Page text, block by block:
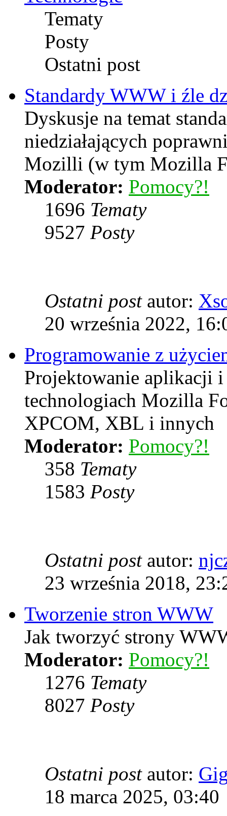
Tematy
Posty
Ostatni post
Standardy WWW i źle
Dyskusje na temat
niedziałających
Mozilli (w tym Mozilla
Moderator: Pomocy?!
1696 Tematy
9527 Posty
Ostatni postautor:
20 września 2022,
Programowanie z
Projektowanie aplikacji i
technologiach Mozilla
XPCOM, XBL i innych
Moderator: Pomocy?!
358 Tematy
1583 Posty
Ostatni postautor:
23 września 2018,
Tworzenie stron WWW
Jak tworzyć strony
Moderator: Pomocy?!
1276 Tematy
8027 Posty
Ostatni postautor:
18 marca 2025, 03:40